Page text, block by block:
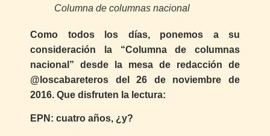
Columna de columnas nacional
Como todos los días, ponemos a su
consideración la “Columna de columnas
nacional” desde la mesa de redacción de
@loscabareteros del 26 de noviembre de
2016. Que disfruten la lectura:
EPN: cuatro años, ¿y?